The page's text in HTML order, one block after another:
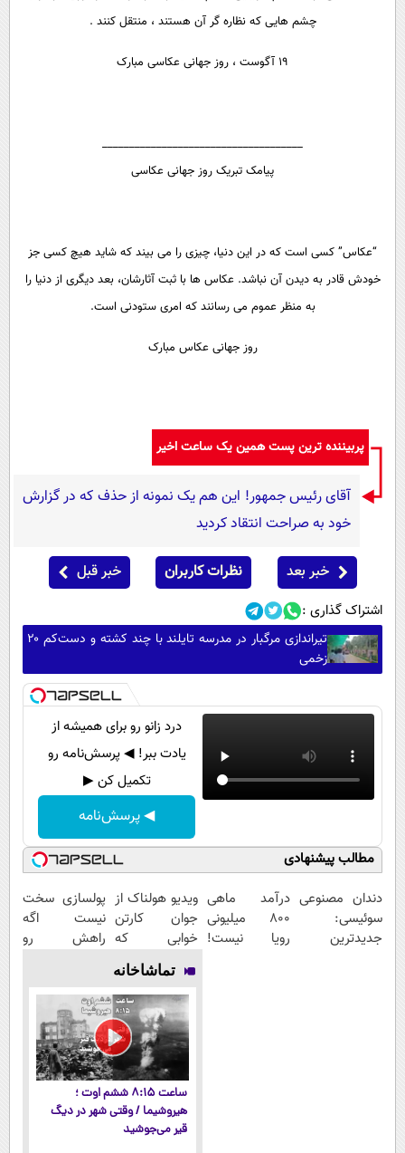
چشم هایی که نظاره گر آن هستند ، منتقل کنند .
19 آگوست ، روز جهانی عکاسی مبارک
_____________________________________
پیامک تبریک روز جهانی عکاسی
“عکاس” کسی است که در این دنیا، چیزی را می بیند که شاید هیچ کسی جز
خودش قادر به دیدن آن نباشد. عکاس ها با ثبت آثارشان، بعد دیگری از دنیا را
به منظر عموم می رسانند که امری ستودنی است.
روز جهانی عکاس مبارک
پربیننده ترین پست همین یک ساعت اخیر
آقای رئیس جمهور! این هم یک نمونه از حذف که در گزارش
خود به صراحت انتقاد کردید
خبر بعد نظرات کاربران خبر قبل
اشتراک گذاری :
تیراندازی مرگبار در مدرسه تایلند با چند کشته و دست‌کم ۲۰
زخمی
درد زانو رو برای همیشه از
یادت ببر! ◀ پرسش‌نامه رو
تکمیل کن ▶
◀ پرسش‌نامه
مطالب پیشنهادی
دندان مصنوعی
سوئیسی:
جدیدترین
درآمد ماهی
800 میلیونی
رویا نیست!
ویدیو هولناک از
جوان کارتن
خوابی که
میلیاردر شد.
آموزش رایگان
پولسازی سخت
نیست اگه
راهش رو
تماشاخانه
ساعت ۸:۱۵ ششم اوت ؛
هیروشیما / وقتی شهر در دیگ
قیر می‌جوشید